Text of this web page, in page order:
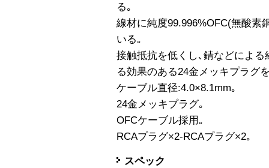
る｡
線材に純度99.996%OFC(無酸素
いる｡
接触抵抗を低くし､錆などによ
る効果のある24金メッキプラグ
ケーブル直径:4.0×8.1mm｡
24金メッキプラグ｡
OFCケーブル採用｡
RCAプラグ×2-RCAプラグ×2｡
スペック